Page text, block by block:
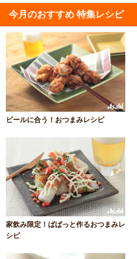
今月のおすすめ 特集レシピ
ビールに合う！おつまみレシピ
家飲み限定！ぱぱっと作るおつまみレ
シピ